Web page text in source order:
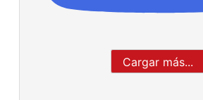
Cargar más...